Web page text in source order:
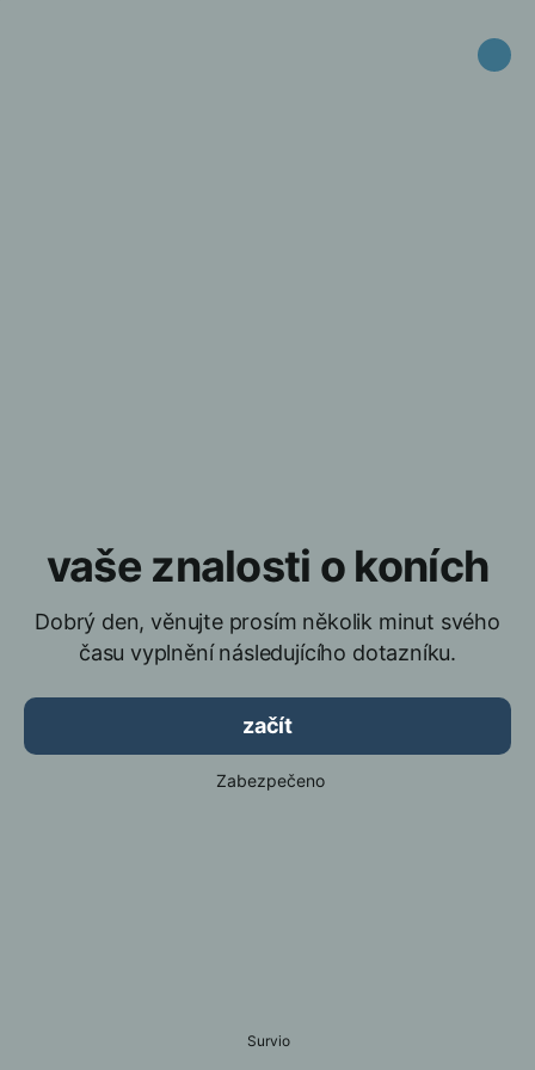
vaše znalosti o koních
Dobrý den, věnujte prosím několik minut svého
času vyplnění následujícího dotazníku.
začít
Zabezpečeno
Survio